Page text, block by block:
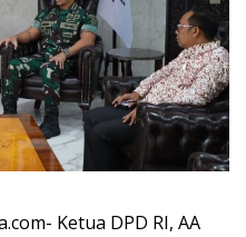
Ketua DPD RI, AA